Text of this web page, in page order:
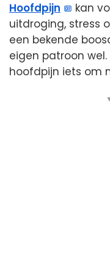
Hoofdpijn
kan
uitdroging, stress
een bekende
eigen patroon
hoofdpijn iets om